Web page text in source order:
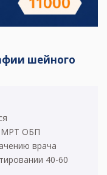
шейного
МРТ ОБП
врача
40-60